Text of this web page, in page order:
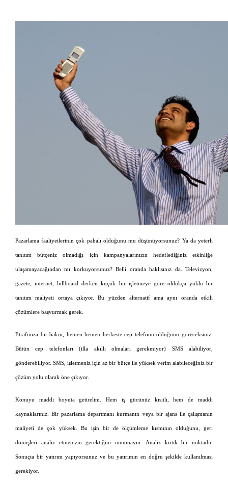
Pazarlama faaliyetlerinin çok pahalı olduğunu mu düşünüyorsunuz? Ya da yeterli
tanıtım bütçeniz olmadığı için kampanyalarınızın hedeflediğiniz etkinliğe
ulaşamayacağından mı korkuyorsunuz? Belli oranda haklısınız da. Televizyon,
gazete, internet, billboard derken küçük bir işletmeye göre oldukça yüklü bir
tanıtım maliyeti ortaya çıkıyor. Bu yüzden alternatif ama aynı oranda etkili
çözümlere başvurmak gerek.
Etrafınıza bir bakın, hemen hemen herkeste cep telefonu olduğunu göreceksiniz.
Bütün cep telefonları (illa akıllı olmaları gerekmiyor) SMS alabiliyor,
gönderebiliyor. SMS, işletmeniz için az bir bütçe ile yüksek verim alabileceğiniz bir
çözüm yolu olarak öne çıkıyor.
Konuyu maddi boyuta getirelim. Hem iş gücünüz kısıtlı, hem de maddi
kaynaklarınız. Bir pazarlama departmanı kurmanın veya bir ajans ile çalışmanın
maliyeti de çok yüksek. Bu işin bir de ölçümleme kısmının olduğunu, geri
dönüşleri analiz etmenizin gerektiğini unutmayın. Analiz kritik bir noktadır.
Sonuçta bir yatırım yapıyorsunuz ve bu yatırımın en doğru şekilde kullanılması
gerekiyor.